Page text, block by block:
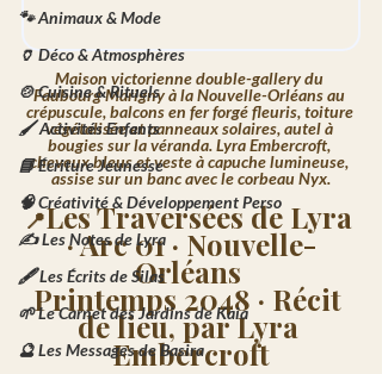
🐾 Animaux & Mode
🏺 Déco & Atmosphères
🍲 Cuisine & Rituels
🖌️ Activités Enfants
📘 Écriture Jeunesse
🧠 Créativité & Développement Perso
✍️ Les Notes de Lyra
🖋️ Les Écrits de Silas
🌱 Le Carnet des Jardins de Kaia
🔮 Les Messages de Basira
Maison victorienne double-gallery du
Faubourg Marigny à la Nouvelle-Orléans au
crépuscule, balcons en fer forgé fleuris, toiture
végétalisée et panneaux solaires, autel à
bougies sur la véranda. Lyra Embercroft,
cheveux bleus et veste à capuche lumineuse,
assise sur un banc avec le corbeau Nyx.
📍Les Traversées de Lyra
· Arc 01 · Nouvelle-
Orléans
Printemps 2048 · Récit
de lieu, par Lyra
Embercroft